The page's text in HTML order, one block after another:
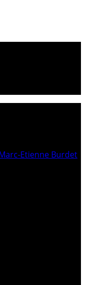
Etienne Burdet